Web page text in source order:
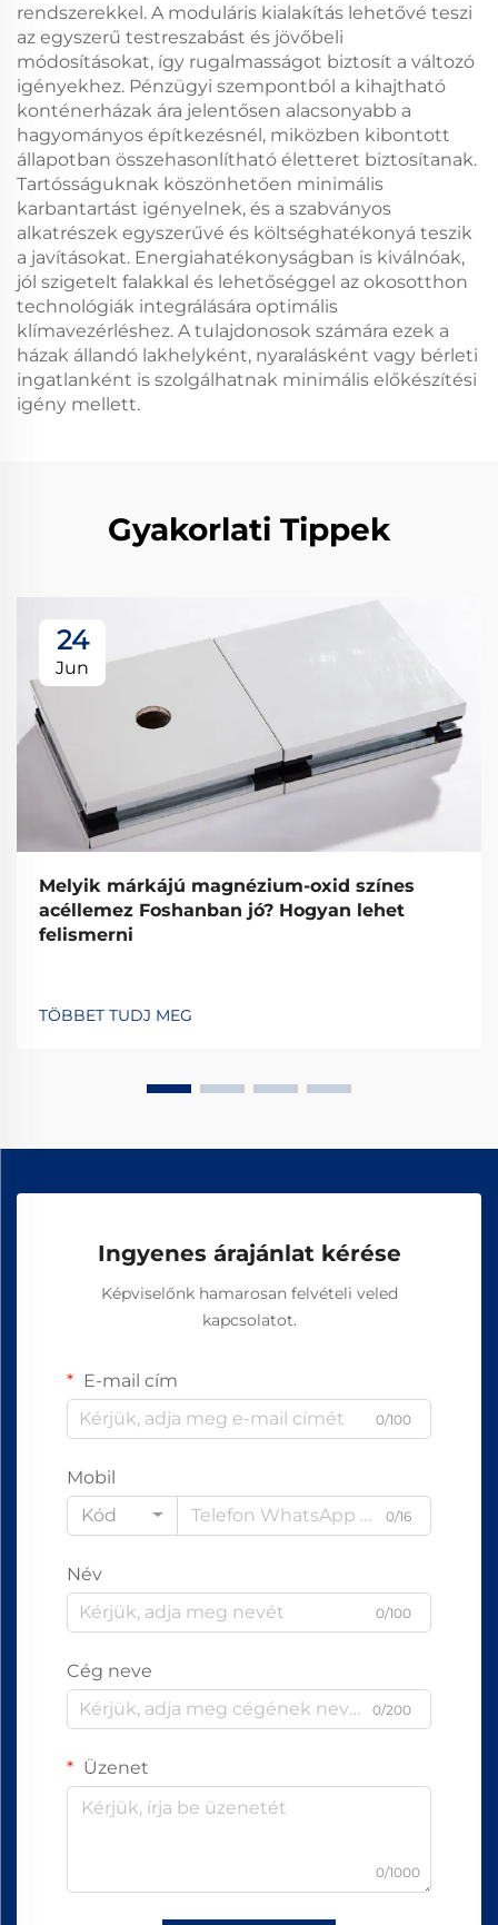
rendszerekkel. A moduláris kialakítás lehetővé teszi
az egyszerű testreszabást és jövőbeli
módosításokat, így rugalmasságot biztosít a változó
igényekhez. Pénzügyi szempontból a kihajtható
konténerházak ára jelentősen alacsonyabb a
hagyományos építkezésnél, miközben kibontott
állapotban összehasonlítható életteret biztosítanak.
Tartósságuknak köszönhetően minimális
karbantartást igényelnek, és a szabványos
alkatrészek egyszerűvé és költséghatékonyá teszik
a javításokat. Energiahatékonyságban is kiválnóak,
jól szigetelt falakkal és lehetőséggel az okosotthon
technológiák integrálására optimális
klímavezérléshez. A tulajdonosok számára ezek a
házak állandó lakhelyként, nyaralásként vagy bérleti
ingatlanként is szolgálhatnak minimális előkészítési
igény mellett.
Gyakorlati Tippek
24
Jun
Melyik márkájú magnézium-oxid színes
acéllemez Foshanban jó? Hogyan lehet
felismerni
TÖBBET TUDJ MEG
Ingyenes árajánlat kérése
Képviselőnk hamarosan felvételi veled
kapcsolatot.
E-mail cím
0/100
Mobil
Kód
0/16
Név
0/100
Cég neve
0/200
Üzenet
0/1000